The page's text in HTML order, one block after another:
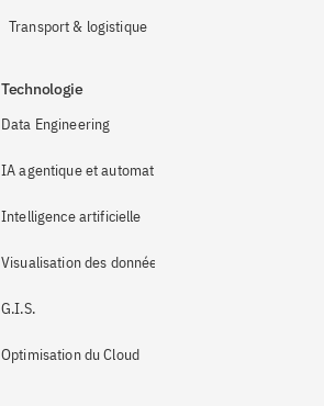
Transport & logistique
Technologie
Data Engineering
IA agentique et automatisation
Intelligence artificielle
Visualisation des données
G.I.S.
Optimisation du Cloud